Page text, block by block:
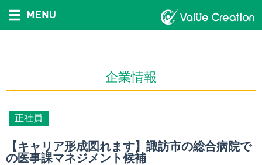
MENU
企業情報
正社員
【キャリア形成図れます】諏訪市の総合病院で
の医事課マネジメント候補